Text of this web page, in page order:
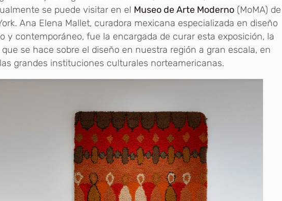
se puede visitar en el Museo de Arte Moderno (MoMA) de
Ana Elena Mallet, curadora mexicana especializada en diseño
y contemporáneo, fue la encargada de curar esta exposición, la
que se hace sobre el diseño en nuestra región a gran escala, en
grandes instituciones culturales norteamericanas.